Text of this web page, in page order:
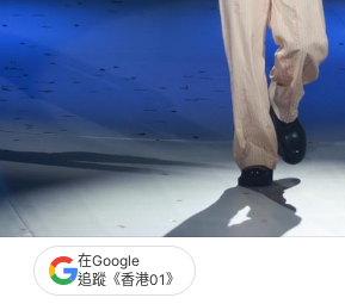
在Google
追蹤《香港01》